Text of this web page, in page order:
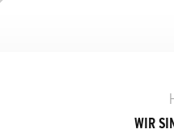
WIR